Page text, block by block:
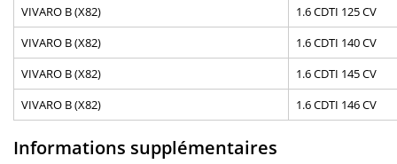
VIVARO B (X82)
1.6 CDTI 125 CV
VIVARO B (X82)
1.6 CDTI 140 CV
VIVARO B (X82)
1.6 CDTI 145 CV
VIVARO B (X82)
1.6 CDTI 146 CV
Informations supplémentaires